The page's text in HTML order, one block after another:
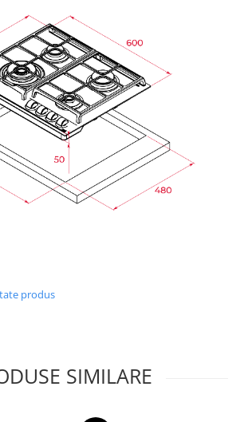
produs
SIMILARE